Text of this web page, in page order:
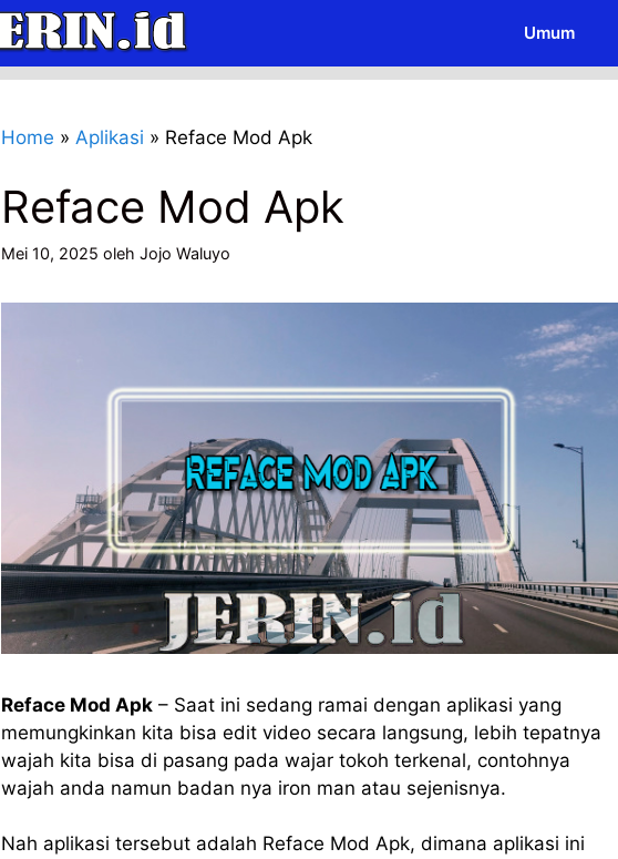
Umum
Home » Aplikasi » Reface Mod Apk
Reface Mod Apk
Mei 10, 2025 oleh Jojo Waluyo
Reface Mod Apk– Saat ini sedang ramai dengan aplikasi yang
memungkinkan kita bisa edit video secara langsung, lebih tepatnya
wajah kita bisa di pasang pada wajar tokoh terkenal, contohnya
wajah anda namun badan nya iron man atau sejenisnya.
Nah aplikasi tersebut adalah Reface Mod Apk, dimana aplikasi ini